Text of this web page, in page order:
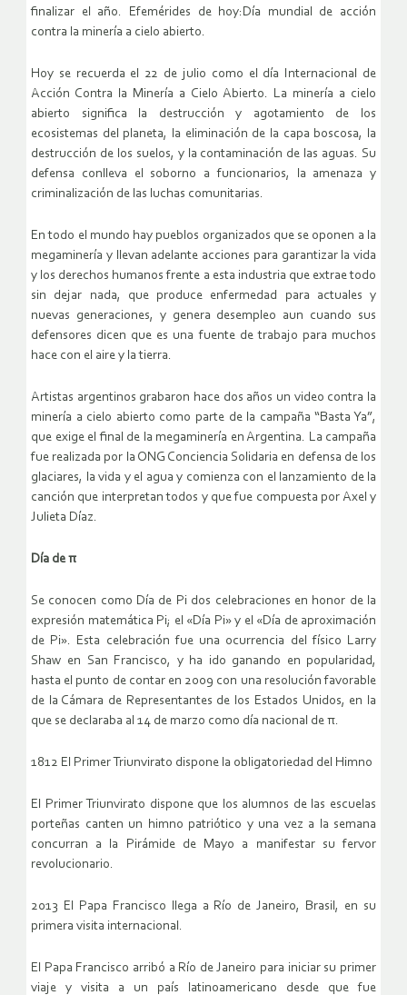
finalizar el año. Efemérides de hoy:Día mundial de acción
contra la minería a cielo abierto.
Hoy se recuerda el 22 de julio como el día Internacional de
Acción Contra la Minería a Cielo Abierto. La minería a cielo
abierto significa la destrucción y agotamiento de los
ecosistemas del planeta, la eliminación de la capa boscosa, la
destrucción de los suelos, y la contaminación de las aguas. Su
defensa conlleva el soborno a funcionarios, la amenaza y
criminalización de las luchas comunitarias.
En todo el mundo hay pueblos organizados que se oponen a la
megaminería y llevan adelante acciones para garantizar la vida
y los derechos humanos frente a esta industria que extrae todo
sin dejar nada, que produce enfermedad para actuales y
nuevas generaciones, y genera desempleo aun cuando sus
defensores dicen que es una fuente de trabajo para muchos
hace con el aire y la tierra.
Artistas argentinos grabaron hace dos años un video contra la
minería a cielo abierto como parte de la campaña “Basta Ya”,
que exige el final de la megaminería en Argentina. La campaña
fue realizada por la ONG Conciencia Solidaria en defensa de los
glaciares, la vida y el agua y comienza con el lanzamiento de la
canción que interpretan todos y que fue compuesta por Axel y
Julieta Díaz.
Día de π
Se conocen como Día de Pi dos celebraciones en honor de la
expresión matemática Pi; el «Día Pi» y el «Día de aproximación
de Pi». Esta celebración fue una ocurrencia del físico Larry
Shaw en San Francisco, y ha ido ganando en popularidad,
hasta el punto de contar en 2009 con una resolución favorable
de la Cámara de Representantes de los Estados Unidos, en la
que se declaraba al 14 de marzo como día nacional de π.
1812 El Primer Triunvirato dispone la obligatoriedad del Himno
El Primer Triunvirato dispone que los alumnos de las escuelas
porteñas canten un himno patriótico y una vez a la semana
concurran a la Pirámide de Mayo a manifestar su fervor
revolucionario.
2013 El Papa Francisco llega a Río de Janeiro, Brasil, en su
primera visita internacional.
El Papa Francisco arribó a Río de Janeiro para iniciar su primer
viaje y visita a un país latinoamericano desde que fue